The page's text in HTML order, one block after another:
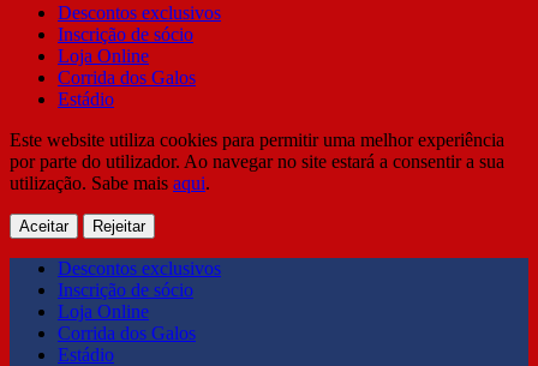
Descontos exclusivos
Inscrição de sócio
Loja Online
Corrida dos Galos
Estádio
Este website utiliza cookies para permitir uma melhor experiência
por parte do utilizador. Ao navegar no site estará a consentir a sua
utilização. Sabe mais aqui.
Aceitar Rejeitar
Descontos exclusivos
Inscrição de sócio
Loja Online
Corrida dos Galos
Estádio